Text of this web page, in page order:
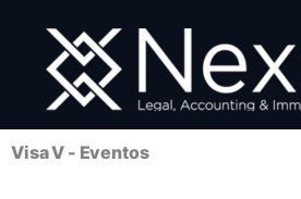
contenido
Visa V - Eventos